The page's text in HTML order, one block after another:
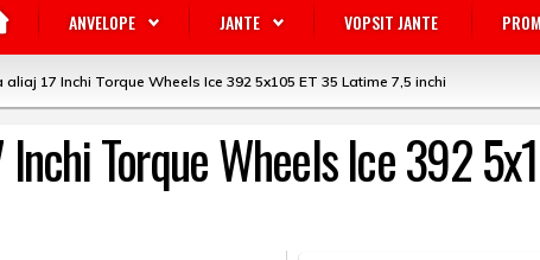
ANVELOPE JANTE VOPSIT JANTE
aliaj 17 Inchi Torque Wheels Ice 392 5x105 ET 35 Latime 7,5 inchi
Inchi Torque Wheels Ice 392